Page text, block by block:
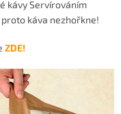
kávy Servírováním
káva nezhořkne!
ZDE!